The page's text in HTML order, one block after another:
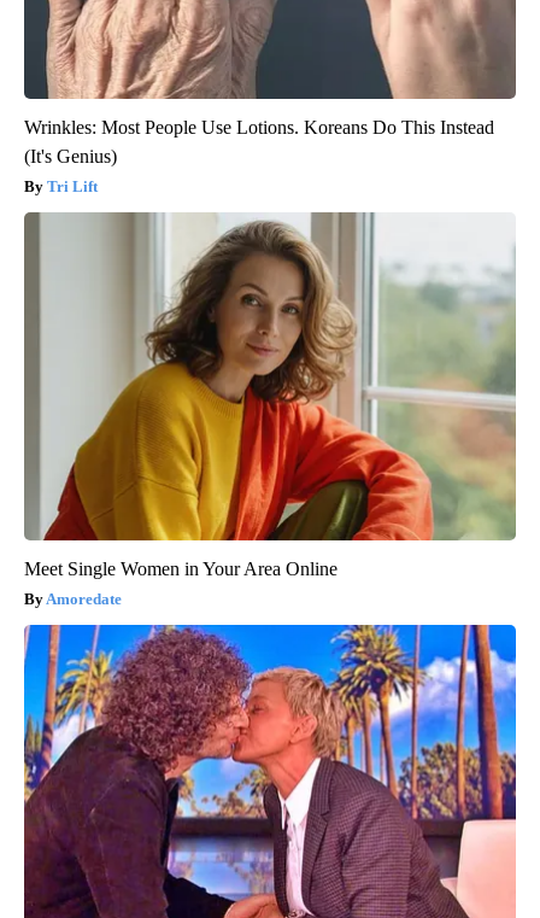
Wrinkles: Most People Use Lotions. Koreans Do This Instead
(It's Genius)
Tri Lift
Meet Single Women in Your Area Online
Amoredate